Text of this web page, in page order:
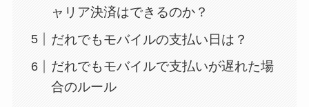
ャリア決済はできるのか？
だれでもモバイルの支払い日は？
だれでもモバイルで支払いが遅れた場
合のルール